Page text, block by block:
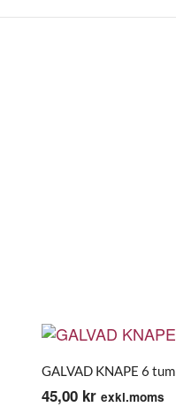
GALVAD KNAPE 6 tum
45,00 kr exkl.moms